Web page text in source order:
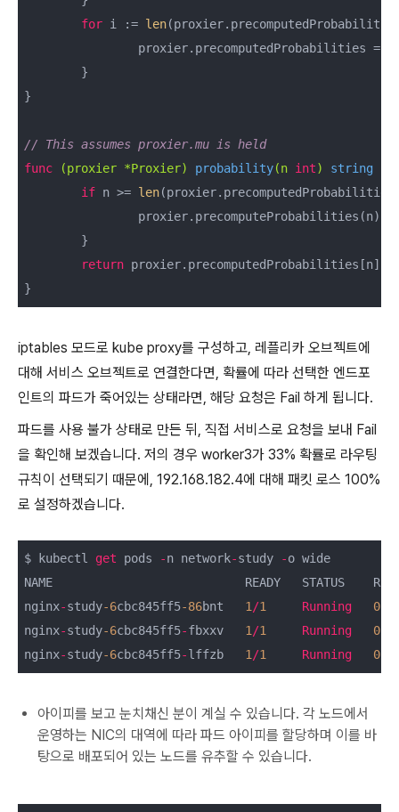
for i := len
		proxier.precomputedProbabilities =
}
// This assumes proxier.mu is held
func
(proxier *Proxier) probability(n int) string
if n >= len
return proxier.precomputedProbabilities[n]
iptables 모드로 kube proxy를 구성하고, 레플리카 오브젝트에
대해 서비스 오브젝트로 연결한다면, 확률에 따라 선택한 엔드포
인트의 파드가 죽어있는 상태라면, 해당 요청은 Fail 하게 됩니다.
파드를 사용 불가 상태로 만든 뒤, 직접 서비스로 요청을 보내 Fail
을 확인해 보겠습니다. 저의 경우 worker3가 33% 확률로 라우팅
규칙이 선택되기 때문에, 192.168.182.4에 대해 패킷 로스 100%
로 설정하겠습니다.
$ kubectl get pods -n network-study -o wide
NAME                           READY   STATUS
nginx-study-6cbc845ff5-86bnt 1 /1 Running
0
nginx-study-6cbc845ff5-fbxxv 1 /1 Running
0
nginx-study-6cbc845ff5-lffzb 1 /1 Running 0
아이피를 보고 눈치채신 분이 계실 수 있습니다. 각 노드에서
운영하는 NIC의 대역에 따라 파드 아이피를 할당하며 이를 바
탕으로 배포되어 있는 노드를 유추할 수 있습니다.